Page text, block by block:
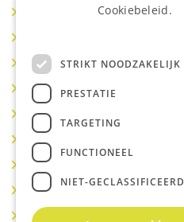
Makelaar Utrecht
Makelaar Houten
Makelaar Vianen
Makelaar Maarssen
Makelaar Lopik
Makelaar Montfoort
Makelaar Benschop
Makelaar Schoonhoven
Cookiebeleid.
STRIKT NOODZAKELIJK
PRESTATIE
TARGETING
FUNCTIONEEL
NIET-GECLASSIFICEERD